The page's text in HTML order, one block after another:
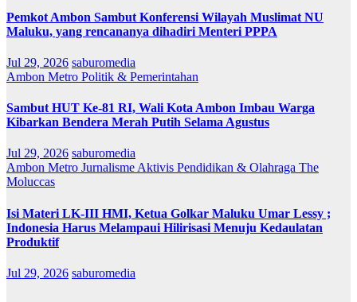
Pemkot Ambon Sambut Konferensi Wilayah Muslimat NU
Maluku, yang rencananya dihadiri Menteri PPPA
Jul 29, 2026 saburomedia
Ambon Metro Politik & Pemerintahan
Sambut HUT Ke-81 RI, Wali Kota Ambon Imbau Warga
Kibarkan Bendera Merah Putih Selama Agustus
Jul 29, 2026 saburomedia
Ambon Metro Jurnalisme Aktivis Pendidikan & Olahraga The
Moluccas
Isi Materi LK-III HMI, Ketua Golkar Maluku Umar Lessy ;
Indonesia Harus Melampaui Hilirisasi Menuju Kedaulatan
Produktif
Jul 29, 2026 saburomedia